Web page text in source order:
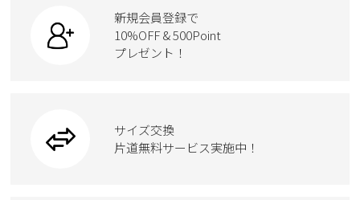
カジュアルシューズ
ワークシューズ
ウェア
ローファー
ブーツ
スクール
ボディバッグ
ハンドバッグ
トートバッグ
ケア用品
新規会員登録で
10%OFF & 500Point
プレゼント！
サイズ交換
片道無料サービス実施中！